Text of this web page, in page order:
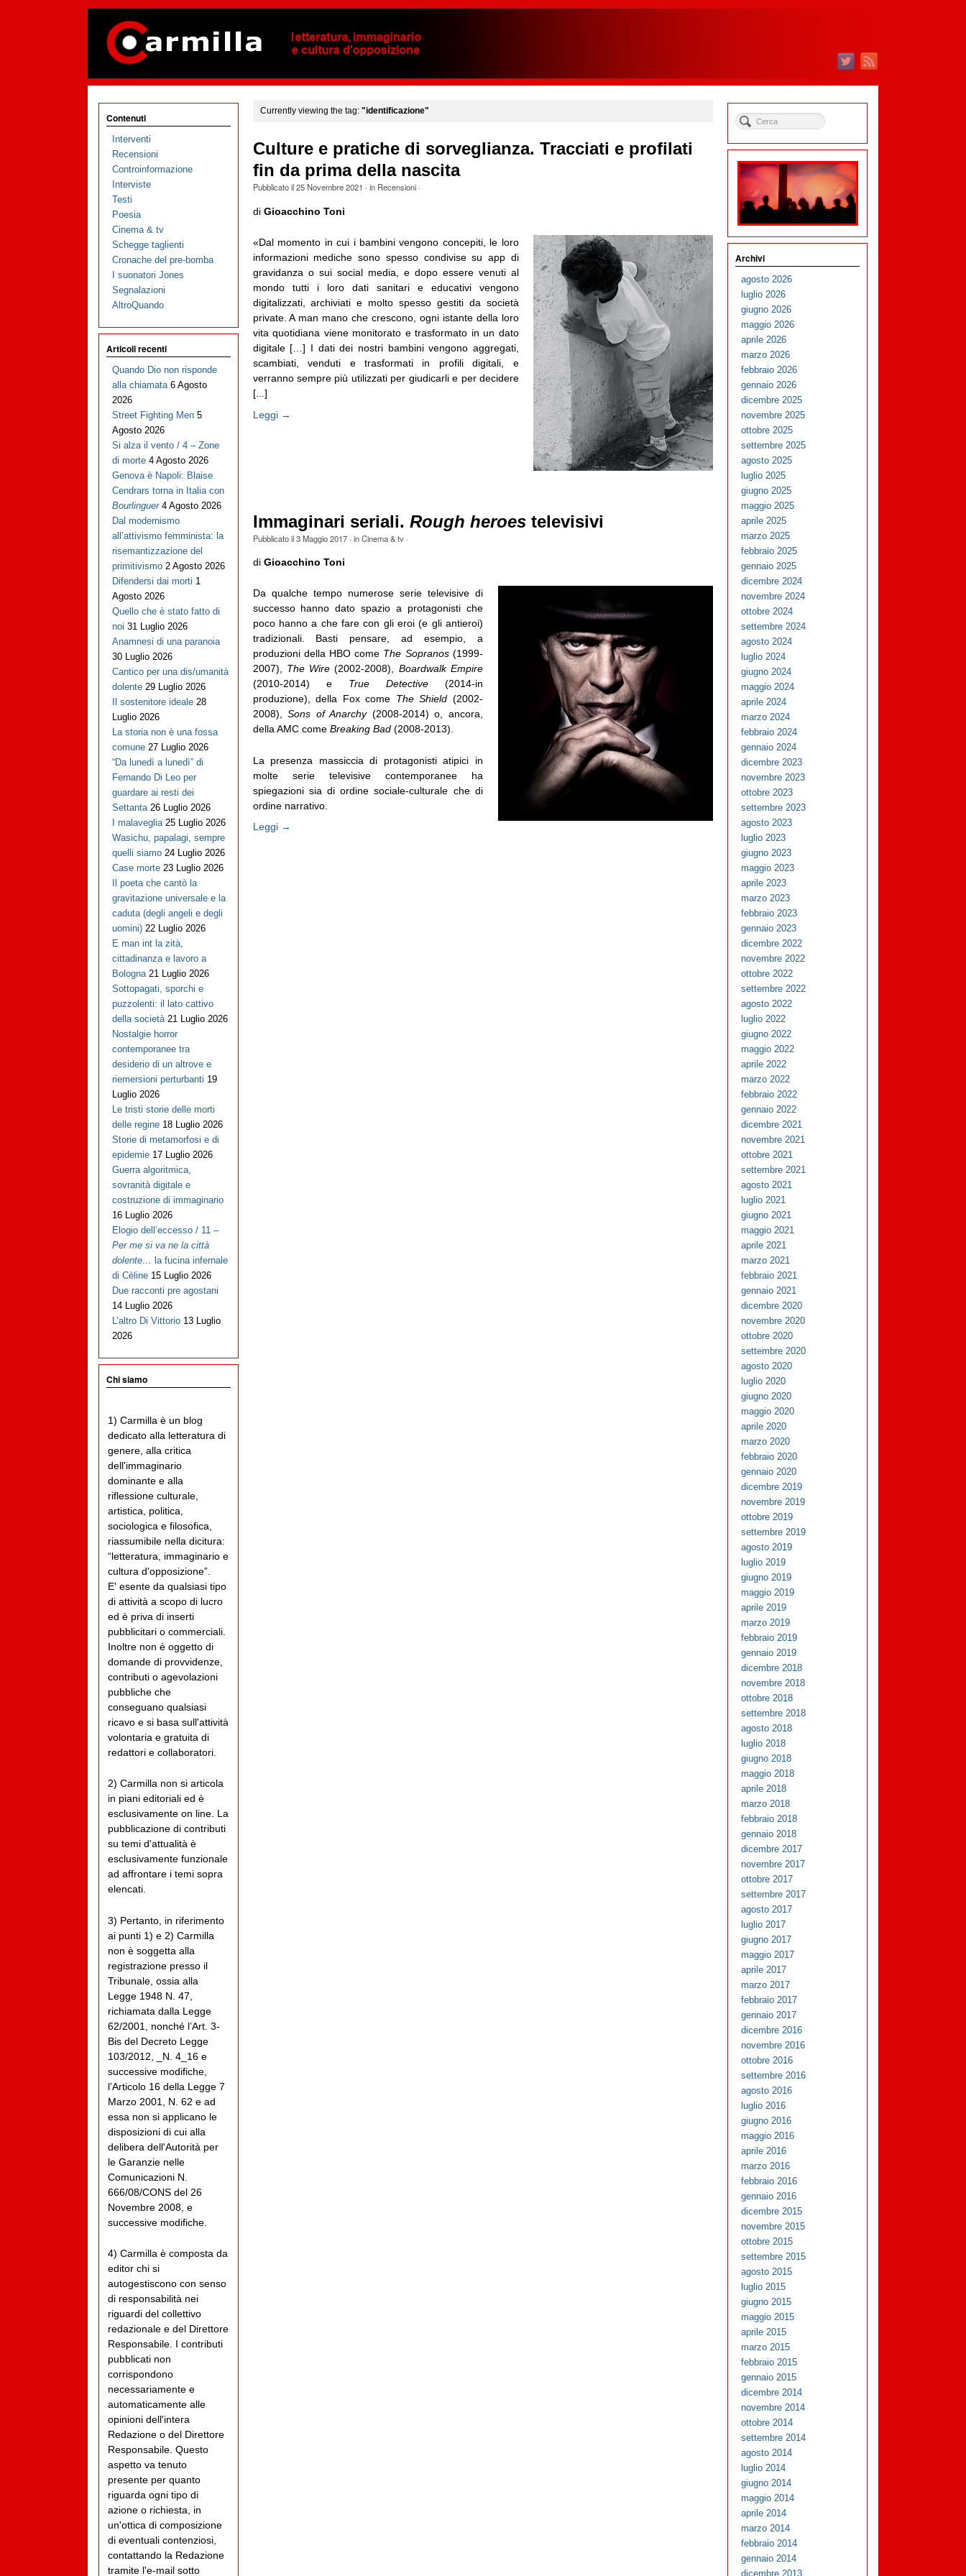
Currently viewing the tag: "identificazione"
Culture e pratiche di sorveglianza. Tracciati e profilati
fin da prima della nascita
Pubblicato il25 Novembre 2021 · in Recensioni·
di Gioacchino Toni
«Dal momento in cui i bambini vengono concepiti, le loro
informazioni mediche sono spesso condivise su app di
gravidanza o sui social media, e dopo essere venuti al
mondo tutti i loro dati sanitari e educativi vengono
digitalizzati, archiviati e molto spesso gestiti da società
private. A man mano che crescono, ogni istante della loro
vita quotidiana viene monitorato e trasformato in un dato
digitale […] I dati dei nostri bambini vengono aggregati,
scambiati, venduti e trasformati in profili digitali, e
verranno sempre più utilizzati per giudicarli e per decidere
[...]
Leggi →
Immaginari seriali. Rough heroestelevisivi
Pubblicato il3 Maggio 2017· inCinema & tv·
di Gioacchino Toni
Da qualche tempo numerose serie televisive di
successo hanno dato spazio a protagonisti che
poco hanno a che fare con gli eroi (e gli antieroi)
tradizionali. Basti pensare, ad esempio, a
produzioni della HBO come The Sopranos(1999-
2007), The Wire (2002-2008), Boardwalk Empire
(2010-2014) e True Detective(2014-in
produzione), della Fox come The Shield (2002-
2008),Sons of Anarchy(2008-2014) o, ancora,
della AMC come Breaking Bad(2008-2013).
La presenza massiccia di protagonisti atipici in
molte serie televisive contemporanee ha
spiegazioni sia di ordine sociale-culturale che di
ordine narrativo.
Leggi →
Contenuti
Interventi
Recensioni
Controinformazione
Interviste
Testi
Poesia
Cinema & tv
Schegge taglienti
Cronache del pre-bomba
I suonatori Jones
Segnalazioni
AltroQuando
Articoli recenti
Quando Dio non risponde
alla chiamata 6 Agosto
2026
Street Fighting Men 5
Agosto 2026
Si alza il vento / 4 – Zone
di morte 4 Agosto 2026
Genova è Napoli: Blaise
Cendrars torna in Italia con
Bourlinguer 4 Agosto 2026
Dal modernismo
all’attivismo femminista: la
risemantizzazione del
primitivismo 2 Agosto 2026
Difendersi dai morti 1
Agosto 2026
Quello che è stato fatto di
noi 31 Luglio 2026
Anamnesi di una paranoia
30 Luglio 2026
Cantico per una dis/umanità
dolente 29 Luglio 2026
Il sostenitore ideale 28
Luglio 2026
La storia non è una fossa
comune 27 Luglio 2026
“Da lunedì a lunedì” di
Fernando Di Leo per
guardare ai resti dei
Settanta 26 Luglio 2026
I malaveglia 25 Luglio 2026
Wasichu, papalagi, sempre
quelli siamo 24 Luglio 2026
Case morte 23 Luglio 2026
Il poeta che cantò la
gravitazione universale e la
caduta (degli angeli e degli
uomini) 22 Luglio 2026
E man int la zità,
cittadinanza e lavoro a
Bologna 21 Luglio 2026
Sottopagati, sporchi e
puzzolenti: il lato cattivo
della società 21 Luglio 2026
Nostalgie horror
contemporanee tra
desiderio di un altrove e
riemersioni perturbanti 19
Luglio 2026
Le tristi storie delle morti
delle regine 18 Luglio 2026
Storie di metamorfosi e di
epidemie 17 Luglio 2026
Guerra algoritmica,
sovranità digitale e
costruzione di immaginario
16 Luglio 2026
Elogio dell’eccesso / 11 –
Per me si va ne la città
dolente… la fucina infernale
di Cèline 15 Luglio 2026
Due racconti pre agostani
14 Luglio 2026
L’altro Di Vittorio 13 Luglio
2026
Chi siamo
1) Carmilla è un blog
dedicato alla letteratura di
genere, alla critica
dell'immaginario
dominante e alla
riflessione culturale,
artistica, politica,
sociologica e filosofica,
riassumibile nella dicitura:
“letteratura, immaginario e
cultura d'opposizione”.
E' esente da qualsiasi tipo
di attività a scopo di lucro
ed è priva di inserti
pubblicitari o commerciali.
Inoltre non è oggetto di
domande di provvidenze,
contributi o agevolazioni
pubbliche che
conseguano qualsiasi
ricavo e si basa sull'attività
volontaria e gratuita di
redattori e collaboratori.
2) Carmilla non si articola
in piani editoriali ed è
esclusivamente on line. La
pubblicazione di contributi
su temi d'attualità è
esclusivamente funzionale
ad affrontare i temi sopra
elencati.
3) Pertanto, in riferimento
ai punti 1) e 2) Carmilla
non è soggetta alla
registrazione presso il
Tribunale, ossia alla
Legge 1948 N. 47,
richiamata dalla Legge
62/2001, nonché l’Art. 3-
Bis del Decreto Legge
103/2012, _N. 4_16 e
successive modifiche,
l’Articolo 16 della Legge 7
Marzo 2001, N. 62 e ad
essa non si applicano le
disposizioni di cui alla
delibera dell'Autorità per
le Garanzie nelle
Comunicazioni N.
666/08/CONS del 26
Novembre 2008, e
successive modifiche.
4) Carmilla è composta da
editor chi si
autogestiscono con senso
di responsabilità nei
riguardi del collettivo
redazionale e del Direttore
Responsabile. I contributi
pubblicati non
corrispondono
necessariamente e
automaticamente alle
opinioni dell'intera
Redazione o del Direttore
Responsabile. Questo
aspetto va tenuto
presente per quanto
riguarda ogni tipo di
azione o richiesta, in
un'ottica di composizione
di eventuali contenziosi,
contattando la Redazione
tramite l'e-mail sotto
Archivi
agosto 2026
luglio 2026
giugno 2026
maggio 2026
aprile 2026
marzo 2026
febbraio 2026
gennaio 2026
dicembre 2025
novembre 2025
ottobre 2025
settembre 2025
agosto 2025
luglio 2025
giugno 2025
maggio 2025
aprile 2025
marzo 2025
febbraio 2025
gennaio 2025
dicembre 2024
novembre 2024
ottobre 2024
settembre 2024
agosto 2024
luglio 2024
giugno 2024
maggio 2024
aprile 2024
marzo 2024
febbraio 2024
gennaio 2024
dicembre 2023
novembre 2023
ottobre 2023
settembre 2023
agosto 2023
luglio 2023
giugno 2023
maggio 2023
aprile 2023
marzo 2023
febbraio 2023
gennaio 2023
dicembre 2022
novembre 2022
ottobre 2022
settembre 2022
agosto 2022
luglio 2022
giugno 2022
maggio 2022
aprile 2022
marzo 2022
febbraio 2022
gennaio 2022
dicembre 2021
novembre 2021
ottobre 2021
settembre 2021
agosto 2021
luglio 2021
giugno 2021
maggio 2021
aprile 2021
marzo 2021
febbraio 2021
gennaio 2021
dicembre 2020
novembre 2020
ottobre 2020
settembre 2020
agosto 2020
luglio 2020
giugno 2020
maggio 2020
aprile 2020
marzo 2020
febbraio 2020
gennaio 2020
dicembre 2019
novembre 2019
ottobre 2019
settembre 2019
agosto 2019
luglio 2019
giugno 2019
maggio 2019
aprile 2019
marzo 2019
febbraio 2019
gennaio 2019
dicembre 2018
novembre 2018
ottobre 2018
settembre 2018
agosto 2018
luglio 2018
giugno 2018
maggio 2018
aprile 2018
marzo 2018
febbraio 2018
gennaio 2018
dicembre 2017
novembre 2017
ottobre 2017
settembre 2017
agosto 2017
luglio 2017
giugno 2017
maggio 2017
aprile 2017
marzo 2017
febbraio 2017
gennaio 2017
dicembre 2016
novembre 2016
ottobre 2016
settembre 2016
agosto 2016
luglio 2016
giugno 2016
maggio 2016
aprile 2016
marzo 2016
febbraio 2016
gennaio 2016
dicembre 2015
novembre 2015
ottobre 2015
settembre 2015
agosto 2015
luglio 2015
giugno 2015
maggio 2015
aprile 2015
marzo 2015
febbraio 2015
gennaio 2015
dicembre 2014
novembre 2014
ottobre 2014
settembre 2014
agosto 2014
luglio 2014
giugno 2014
maggio 2014
aprile 2014
marzo 2014
febbraio 2014
gennaio 2014
dicembre 2013